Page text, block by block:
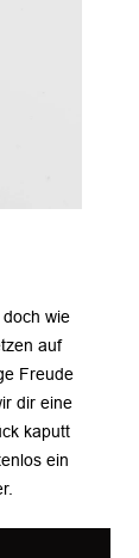
wie
auf
Freude
dir eine
kaputt
ein